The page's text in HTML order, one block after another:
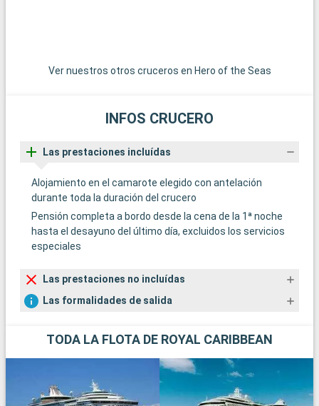
Ver nuestros otros cruceros en Hero of the Seas
INFOS CRUCERO
Las prestaciones incluídas
Alojamiento en el camarote elegido con antelación
durante toda la duración del crucero
Pensión completa a bordo desde la cena de la 1ª noche
hasta el desayuno del último día, excluidos los servicios
especiales
Las prestaciones no incluídas
Las formalidades de salida
TODA LA FLOTA DE ROYAL CARIBBEAN